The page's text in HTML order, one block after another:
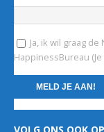
Ja, ik wil graag
HappinessBureau